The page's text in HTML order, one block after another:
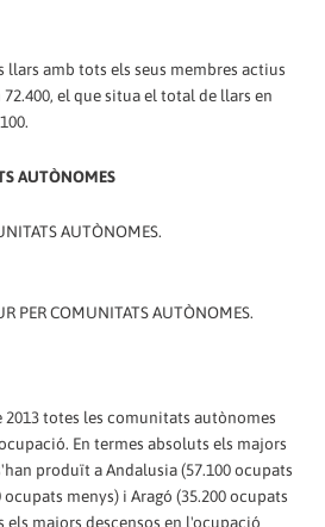
llars amb tots els seus membres actius
el que situa el total de llars en
AUTÒNOMES
AUTÒNOMES.
PER COMUNITATS AUTÒNOMES.
totes les comunitats autònomes
En termes absoluts els majors
produït a Andalusia (57.100 ocupats
ocupats menys) i Aragó (35.200 ocupats
els majors descensos en l'ocupació